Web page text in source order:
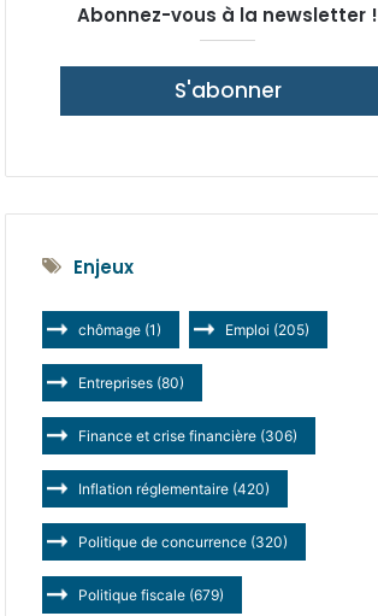
Abonnez-vous à la newsletter !
S'abonner
Enjeux
chômage (1) Emploi (205)
Entreprises (80)
Finance et crise financière (306)
Inflation réglementaire (420)
Politique de concurrence (320)
Politique fiscale (679)